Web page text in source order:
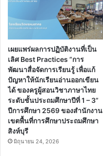
เผยแพร่ผลการปฏิบัติงานที่เป็น
เลิศ Best Practices “การ
พัฒนาสื่อจัดการเรียนรู้ เพื่อแก้
ปัญหาให้นักเรียนอ่านออกเขียน
ได้ ของครูผู้สอนวิชาภาษาไทย
ระดับชั้นประถมศึกษาปีที่ 1 – 3”
ปีการศึกษา 2569 ของสำนักงาน
เขตพื้นที่การศึกษาประถมศึกษา
สิงห์บุรี
มิถุนายน 24, 2026